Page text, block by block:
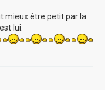
mieux être petit par la
lui.